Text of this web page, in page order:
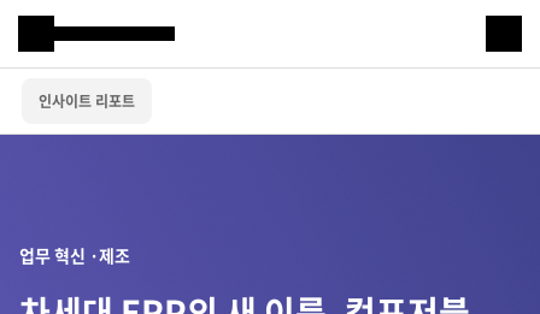
Samsung SDS
인사이트 리포트
IT서비스
업무 혁신 ·제조